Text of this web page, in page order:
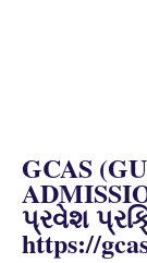
GCAS
પ્રવેશ
https://